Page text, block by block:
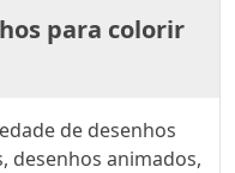
para colorir
de desenhos
desenhos animados,